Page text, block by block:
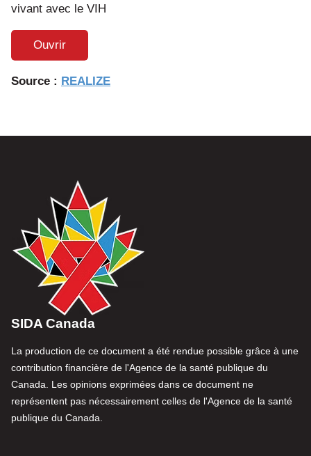
vivant avec le VIH
Ouvrir
Source : REALIZE
SIDA Canada
La production de ce document a été rendue possible grâce à une
contribution financière de l'Agence de la santé publique du
Canada. Les opinions exprimées dans ce document ne
représentent pas nécessairement celles de l'Agence de la santé
publique du Canada.